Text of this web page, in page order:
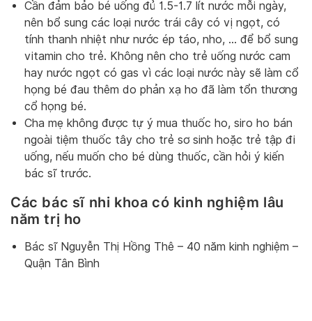
Cần đảm bảo bé uống đủ 1.5-1.7 lít nước mỗi ngày,
nên bổ sung các loại nước trái cây có vị ngọt, có
tính thanh nhiệt như nước ép táo, nho, … để bổ sung
vitamin cho trẻ. Không nên cho trẻ uống nước cam
hay nước ngọt có gas vì các loại nước này sẽ làm cổ
họng bé đau thêm do phản xạ ho đã làm tổn thương
cổ họng bé.
Cha mẹ không được tự ý mua thuốc ho, siro ho bán
ngoài tiệm thuốc tây cho trẻ sơ sinh hoặc trẻ tập đi
uống, nếu muốn cho bé dùng thuốc, cần hỏi ý kiến
bác sĩ trước.
Các bác sĩ nhi khoa có kinh nghiệm lâu
năm trị ho
Bác sĩ Nguyễn Thị Hồng Thê – 40 năm kinh nghiệm –
Quận Tân Bình